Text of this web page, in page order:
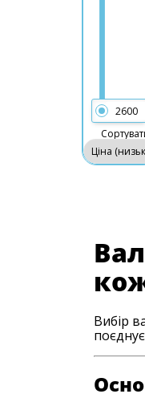
2600
Вибір